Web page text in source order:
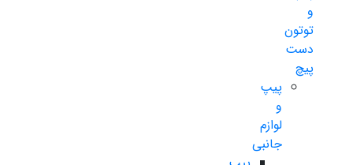
و
توتون
دست
پیچ
پیپ
و
لوازم
جانبی